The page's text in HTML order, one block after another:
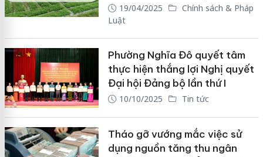
19/04/2025
Chính sách & Pháp
Luật
Phường Nghĩa Đô quyết tâm
thực hiện thắng lợi Nghị quyết
Đại hội Đảng bộ lần thứ I
10/10/2025 Tin tức
Tháo gỡ vướng mắc việc sử
dụng nguồn tăng thu ngân